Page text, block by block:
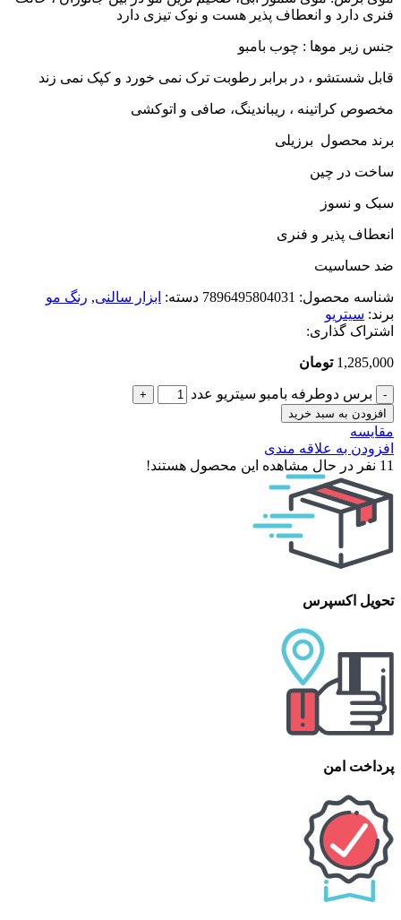
فنری دارد و انعطاف پذیر هست و نوک تیزی دارد
جنس زیر موها : چوب بامبو
قابل شستشو ، در برابر رطوبت ترک نمی خورد و کپک نمی زند
مخصوص کراتینه ، ریباندینگ، صافی و اتوکشی
برند محصول برزیلی
ساخت در چین
سبک و نسوز
انعطاف پذیر و فنری
ضد حساسیت
شناسه محصول: 7896495804031 دسته: ابزار سالنی, رنگ مو
برند: سیتریو
اشتراک گذاری:
1,285,000 تومان
برس دوطرفه بامبو سیتریو عدد
افزودن به سبد خرید
مقایسه
افزودن به علاقه مندی
11 نفر در حال مشاهده این محصول هستند!
تحویل اکسپرس
پرداخت امن